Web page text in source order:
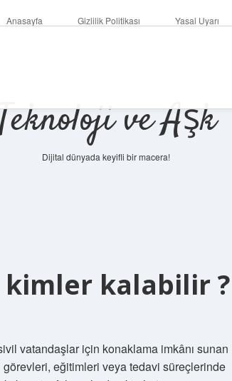
Anasayfa Gizlilik Politikası Yasal Uyarı
ve Aşk
Dijital dünyada keyifli bir macera!
kimler kalabilir ?
vatandaşlar için konaklama imkânı sunan
eğitimleri veya tedavi süreçlerinde